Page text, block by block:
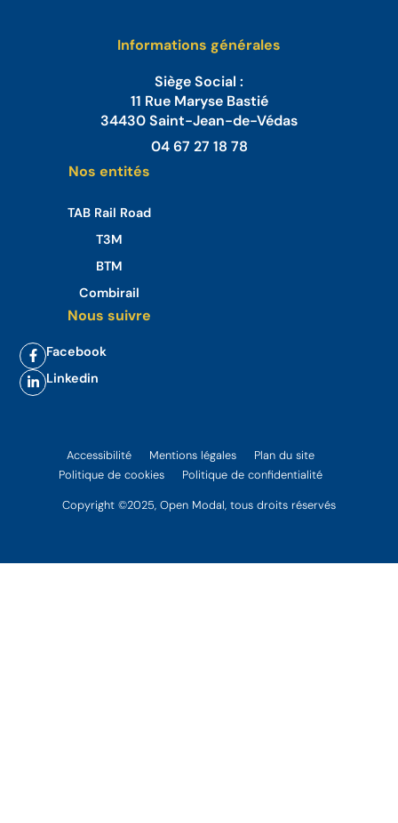
Informations générales
Siège Social :
11 Rue Maryse Bastié
34430 Saint-Jean-de-Védas
04 67 27 18 78
Nos entités
TAB Rail Road
T3M
BTM
Combirail
Nous suivre
Facebook
Linkedin
Accessibilité Mentions légales
Plan du site
Politique de cookies
Politique de confidentialité
Copyright ©2025, Open Modal, tous droits réservés